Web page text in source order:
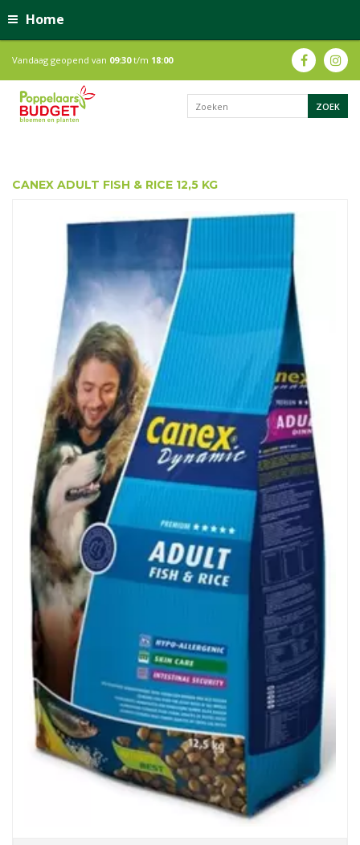
Home
Vandaag geopend van 09:30t/m 18:00
CANEX ADULT FISH & RICE 12,5 KG